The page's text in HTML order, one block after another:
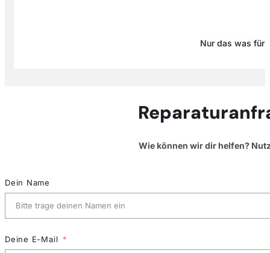
Nur das was für
Wie können wir dir helfen?
Dein Name
Deine E-Mail